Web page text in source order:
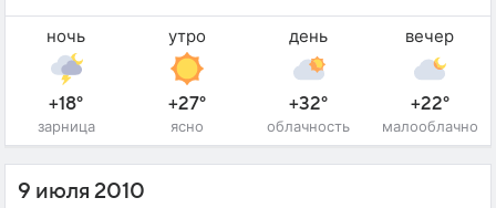
ночь
+18°
зарница
утро
+27°
ясно
день
+32°
облачность
вечер
+22°
малооблачно
9 июля 2010